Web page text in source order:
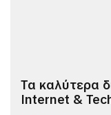
Τα καλύτερα
Internet &